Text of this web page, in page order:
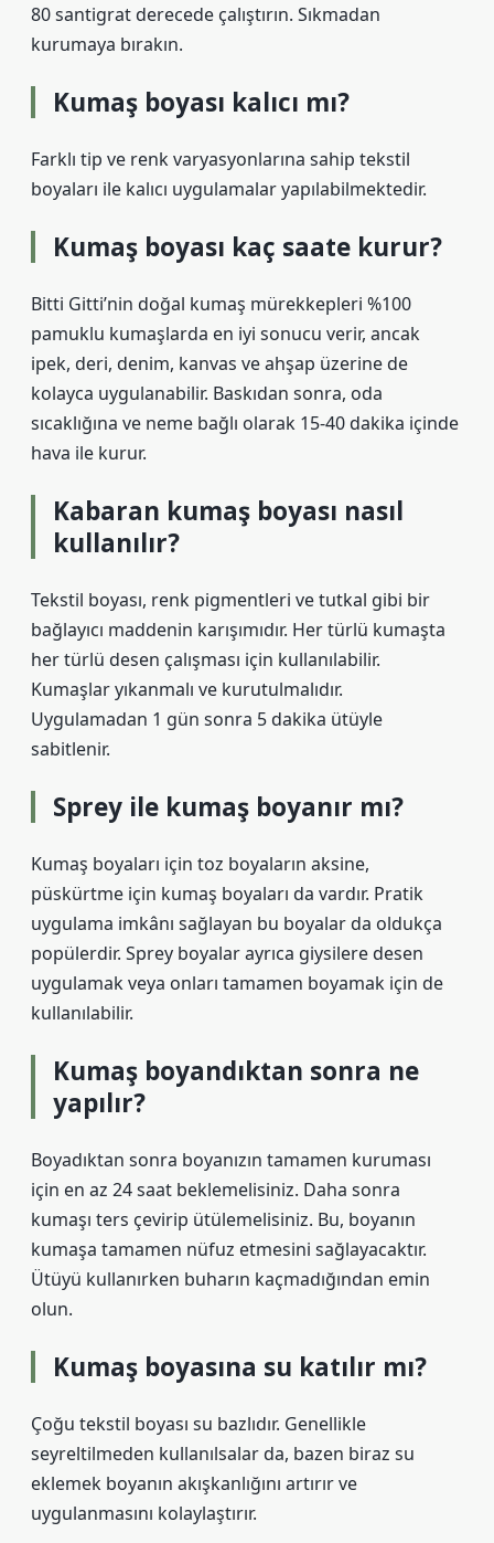
80 santigrat derecede çalıştırın. Sıkmadan
kurumaya bırakın.
Kumaş boyası kalıcı mı?
Farklı tip ve renk varyasyonlarına sahip tekstil
boyaları ile kalıcı uygulamalar yapılabilmektedir.
Kumaş boyası kaç saate kurur?
Bitti Gitti’nin doğal kumaş mürekkepleri %100
pamuklu kumaşlarda en iyi sonucu verir, ancak
ipek, deri, denim, kanvas ve ahşap üzerine de
kolayca uygulanabilir. Baskıdan sonra, oda
sıcaklığına ve neme bağlı olarak 15-40 dakika içinde
hava ile kurur.
Kabaran kumaş boyası nasıl
kullanılır?
Tekstil boyası, renk pigmentleri ve tutkal gibi bir
bağlayıcı maddenin karışımıdır. Her türlü kumaşta
her türlü desen çalışması için kullanılabilir.
Kumaşlar yıkanmalı ve kurutulmalıdır.
Uygulamadan 1 gün sonra 5 dakika ütüyle
sabitlenir.
Sprey ile kumaş boyanır mı?
Kumaş boyaları için toz boyaların aksine,
püskürtme için kumaş boyaları da vardır. Pratik
uygulama imkânı sağlayan bu boyalar da oldukça
popülerdir. Sprey boyalar ayrıca giysilere desen
uygulamak veya onları tamamen boyamak için de
kullanılabilir.
Kumaş boyandıktan sonra ne
yapılır?
Boyadıktan sonra boyanızın tamamen kuruması
için en az 24 saat beklemelisiniz. Daha sonra
kumaşı ters çevirip ütülemelisiniz. Bu, boyanın
kumaşa tamamen nüfuz etmesini sağlayacaktır.
Ütüyü kullanırken buharın kaçmadığından emin
olun.
Kumaş boyasına su katılır mı?
Çoğu tekstil boyası su bazlıdır. Genellikle
seyreltilmeden kullanılsalar da, bazen biraz su
eklemek boyanın akışkanlığını artırır ve
uygulanmasını kolaylaştırır.